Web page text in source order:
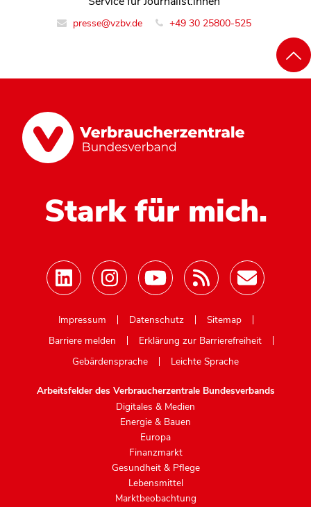
presse@vzbv.de +49 30 25800-525
Stark für mich.
Impressum
Datenschutz
Sitemap
Barriere melden
Erklärung zur Barrierefreiheit
Gebärdensprache
Leichte Sprache
Arbeitsfelder des Verbraucherzentrale Bundesverbands
Digitales & Medien
Energie & Bauen
Europa
Finanzmarkt
Gesundheit & Pflege
Lebensmittel
Marktbeobachtung